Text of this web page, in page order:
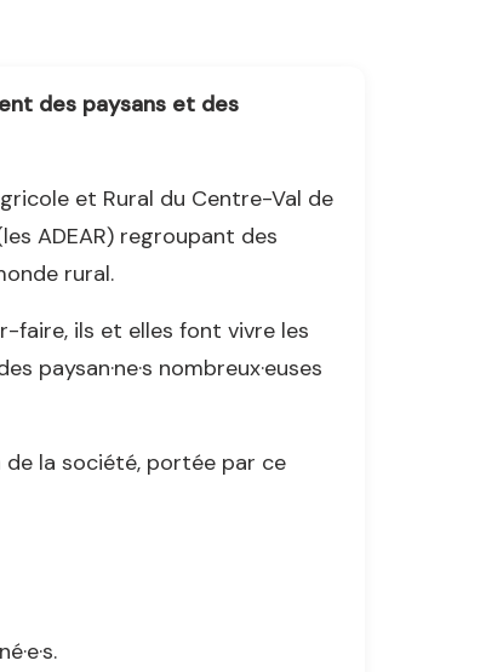
des paysans et des
et Rural du Centre-Val de
ADEAR) regroupant des
rural.
faire, ils et elles font vivre les
paysan·ne·s nombreux·euses
la société, portée par ce